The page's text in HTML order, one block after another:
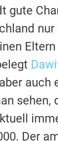
gute
Eltern
auch
sehen,
Der